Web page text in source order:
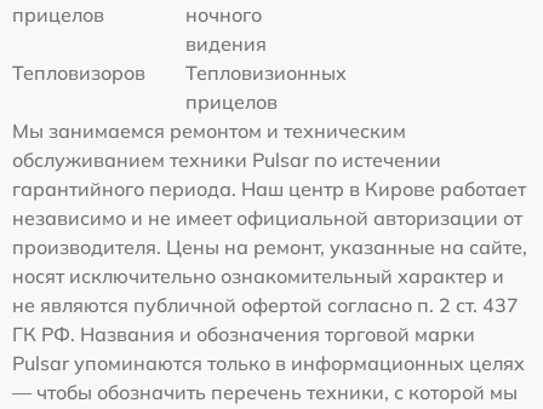
прицелов
ночного
видения
Тепловизоров
Тепловизионных
прицелов
Мы занимаемся ремонтом и техническим
обслуживанием техники Pulsar по истечении
гарантийного периода. Наш центр в Кирове работает
независимо и не имеет официальной авторизации от
производителя. Цены на ремонт, указанные на сайте,
носят исключительно ознакомительный характер и
не являются публичной офертой согласно п. 2 ст. 437
ГК РФ. Названия и обозначения торговой марки
Pulsar упоминаются только в информационных целях
— чтобы обозначить перечень техники, с которой мы